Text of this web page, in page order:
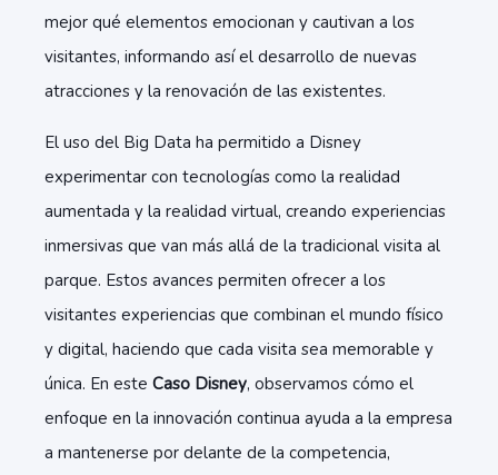
mejor qué elementos emocionan y cautivan a los
visitantes, informando así el desarrollo de nuevas
atracciones y la renovación de las existentes.
El uso del Big Data ha permitido a Disney
experimentar con tecnologías como la realidad
aumentada y la realidad virtual, creando experiencias
inmersivas que van más allá de la tradicional visita al
parque. Estos avances permiten ofrecer a los
visitantes experiencias que combinan el mundo físico
y digital, haciendo que cada visita sea memorable y
única. En este Caso Disney, observamos cómo el
enfoque en la innovación continua ayuda a la empresa
a mantenerse por delante de la competencia,